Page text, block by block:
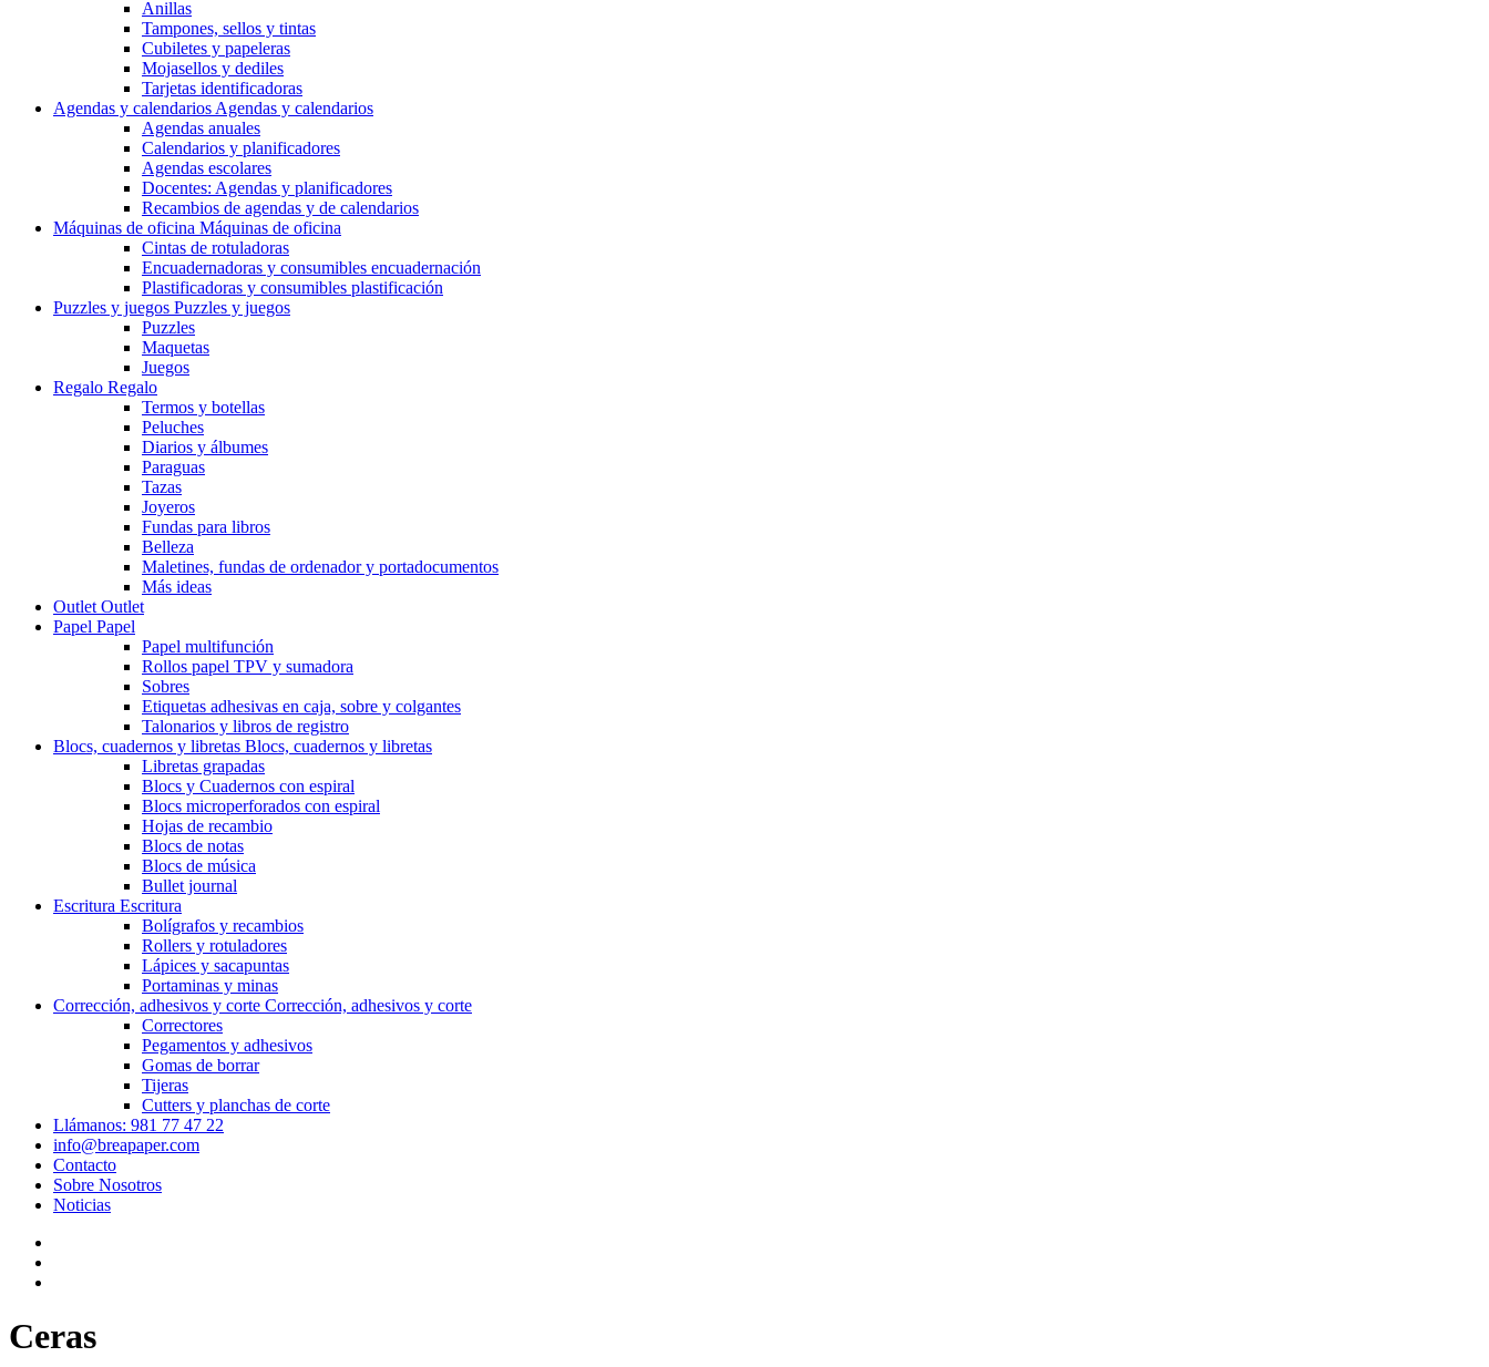
Anillas
Tampones, sellos y tintas
Cubiletes y papeleras
Mojasellos y dediles
Tarjetas identificadoras
Agendas y calendarios Agendas y calendarios
Agendas anuales
Calendarios y planificadores
Agendas escolares
Docentes: Agendas y planificadores
Recambios de agendas y de calendarios
Máquinas de oficina Máquinas de oficina
Cintas de rotuladoras
Encuadernadoras y consumibles encuadernación
Plastificadoras y consumibles plastificación
Puzzles y juegos Puzzles y juegos
Puzzles
Maquetas
Juegos
Regalo Regalo
Termos y botellas
Peluches
Diarios y álbumes
Paraguas
Tazas
Joyeros
Fundas para libros
Belleza
Maletines, fundas de ordenador y portadocumentos
Más ideas
Outlet Outlet
Papel Papel
Papel multifunción
Rollos papel TPV y sumadora
Sobres
Etiquetas adhesivas en caja, sobre y colgantes
Talonarios y libros de registro
Blocs, cuadernos y libretas Blocs, cuadernos y libretas
Libretas grapadas
Blocs y Cuadernos con espiral
Blocs microperforados con espiral
Hojas de recambio
Blocs de notas
Blocs de música
Bullet journal
Escritura Escritura
Bolígrafos y recambios
Rollers y rotuladores
Lápices y sacapuntas
Portaminas y minas
Corrección, adhesivos y corte Corrección, adhesivos y corte
Correctores
Pegamentos y adhesivos
Gomas de borrar
Tijeras
Cutters y planchas de corte
Llámanos: 981 77 47 22
info@breapaper.com
Contacto
Sobre Nosotros
Noticias
Ceras